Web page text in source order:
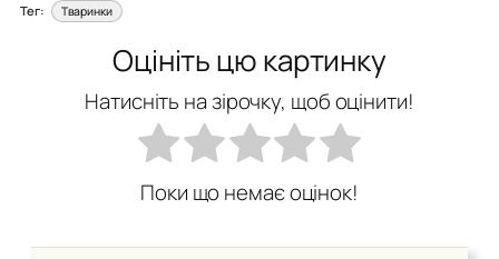
Тег: Тваринки
Оцініть цю картинку
Натисніть на зірочку, щоб оцінити!
Поки що немає оцінок!